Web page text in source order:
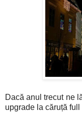
Dacă anul trecut ne
upgrade la căruță full